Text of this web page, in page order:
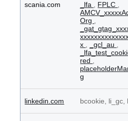
scania.com _lfa FPLC
Org
x
_gcl_au
red
g
linkedin.com bcookie, li_gc,